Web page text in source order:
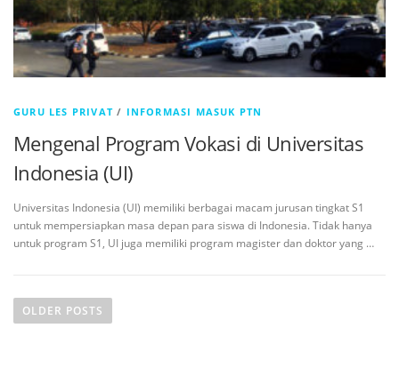
GURU LES PRIVAT / INFORMASI MASUK PTN
Mengenal Program Vokasi di Universitas
Indonesia (UI)
Universitas Indonesia (UI) memiliki berbagai macam jurusan tingkat S1
untuk mempersiapkan masa depan para siswa di Indonesia. Tidak hanya
untuk program S1, UI juga memiliki program magister dan doktor yang …
OLDER POSTS